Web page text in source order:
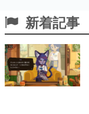
新着記事